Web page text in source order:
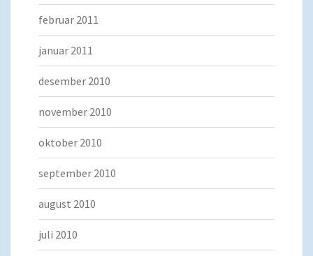
februar 2011
januar 2011
desember 2010
november 2010
oktober 2010
september 2010
august 2010
juli 2010